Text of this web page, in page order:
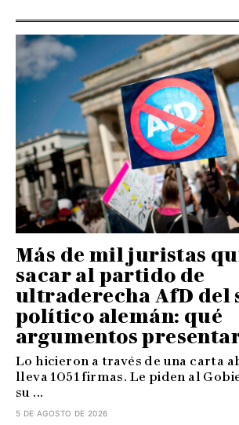
Más de mil juristas
sacar al partido de
ultraderecha AfD del
político alemán: qué
argumentos
Lo hicieron a través de una carta
lleva 1051 firmas. Le piden al
su ...
5 DE AGOSTO DE 2026